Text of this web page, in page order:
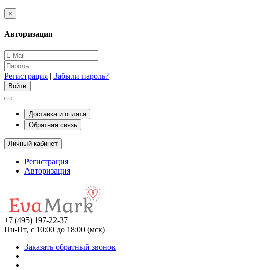
×
Авторизация
Регистрация | Забыли пароль?
Доставка и оплата
Обратная связь
Личный кабинет
Регистрация
Авторизация
+7 (495) 197-22-37
Пн-Пт, с 10:00 до 18:00 (мск)
Заказать обратный звонок